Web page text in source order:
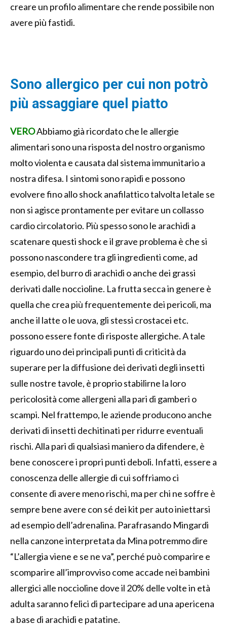
creare un profilo alimentare che rende possibile non
avere più fastidi.
Sono allergico per cui non potrò
più assaggiare quel piatto
VEROAbbiamo già ricordato che le allergie
alimentari sono una risposta del nostro organismo
molto violenta e causata dal sistema immunitario a
nostra difesa. I sintomi sono rapidi e possono
evolvere fino allo shock anafilattico talvolta letale se
non si agisce prontamente per evitare un collasso
cardio circolatorio. Più spesso sono le arachidi a
scatenare questi shock e il grave problema è che si
possono nascondere tra gli ingredienti come, ad
esempio, del burro di arachidi o anche dei grassi
derivati dalle noccioline. La frutta secca in genere è
quella che crea più frequentemente dei pericoli, ma
anche il latte o le uova, gli stessi crostacei etc.
possono essere fonte di risposte allergiche. A tale
riguardo uno dei principali punti di criticità da
superare per la diffusione dei derivati degli insetti
sulle nostre tavole, è proprio stabilirne la loro
pericolosità come allergeni alla pari di gamberi o
scampi. Nel frattempo, le aziende producono anche
derivati di insetti dechitinati per ridurre eventuali
rischi. Alla pari di qualsiasi maniero da difendere, è
bene conoscere i propri punti deboli. Infatti, essere a
conoscenza delle allergie di cui soffriamo ci
consente di avere meno rischi, ma per chi ne soffre è
sempre bene avere con sé dei kit per auto iniettarsi
ad esempio dell’adrenalina. Parafrasando Mingardi
nella canzone interpretata da Mina potremmo dire
“L’allergia viene e se ne va”, perché può comparire e
scomparire all’improvviso come accade nei bambini
allergici alle noccioline dove il 20% delle volte in età
adulta saranno felici di partecipare ad una apericena
a base di arachidi e patatine.